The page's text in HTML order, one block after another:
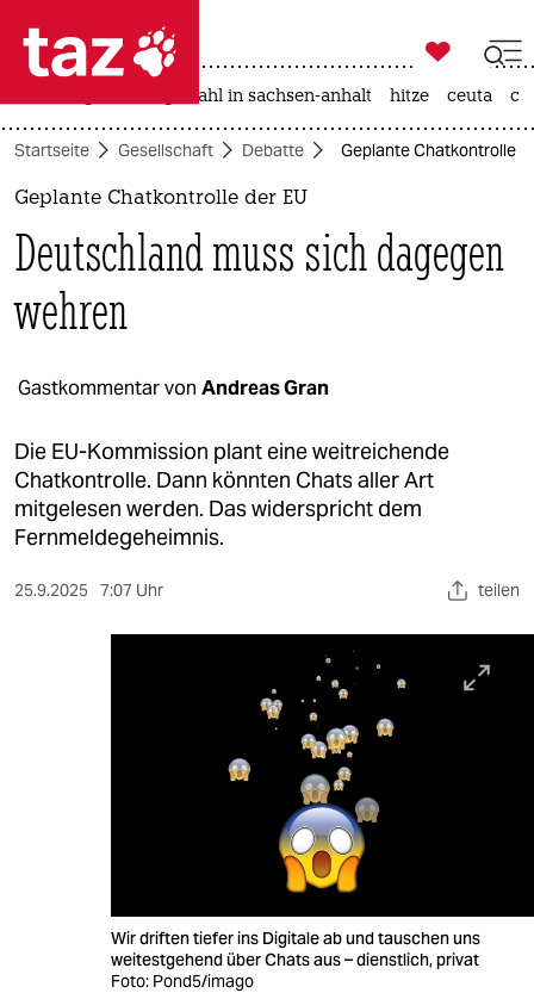
 taz zahl ich
taz zahl ich
themen
politik
öko
gesellschaft
sport
berlin
nord
wahrheit
unterstützen

taz zahl ich
landtagswahl in sachsen-anhalt hitze ceuta
Startseite Gesellschaft Debatte Geplante Chatkontrolle
Geplante Chatkontrolle der EU
Deutschland muss sich dagegen
wehren
Gastkommentar von Andreas Gran
Die EU-Kommission plant eine weitreichende
Chatkontrolle. Dann könnten Chats aller Art
mitgelesen werden. Das widerspricht dem
Fernmeldegeheimnis.
25.9.2025 7:07 Uhr teilen
Wir driften tiefer ins Digitale ab und tauschen uns
weitestgehend über Chats aus – dienstlich, privat
Foto: Pond5/imago